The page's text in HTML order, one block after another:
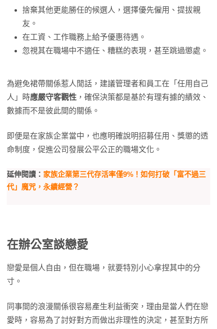
捨棄其他更能勝任的候選人，選擇優先僱用、提拔親
友。
在工資、工作職務上給予優惠待遇。
忽視其在職場中不適任、糟糕的表現，甚至跳過懲處。
為避免裙帶關係惹人閒話，建議管理者和員工在「任用自己
人」時應嚴守客觀性 ，確保決策都是基於有理有據的績效、
數據而不是彼此間的關係。
即便是在家族企業當中，也應明確說明招募任用、獎懲的透
命制度，促進公司發展公平公正的職場文化。
延伸閱讀： 家族企業第三代存活率僅9%！如何打破「富不過三
代」魔咒，永續經營？
在辦公室談戀愛
戀愛是個人自由，但在職場，就要特別小心拿捏其中的分
寸。
同事間的浪漫關係很容易產生利益衝突，理由是當人們在戀
愛時，容易為了討好對方而做出非理性的決定，甚至對方所